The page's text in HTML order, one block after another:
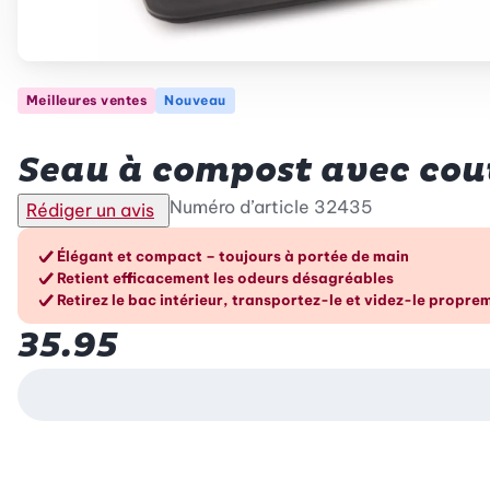
Meilleures ventes Nouveau
Seau à compost avec
Rédiger un avis Numéro d’article 32435
Les avantages en un
Élégant et compact – toujours à portée de main
Retient efficacement les odeurs désagréables
Retirez le bac intérieur, transportez-le et videz-le
35.95